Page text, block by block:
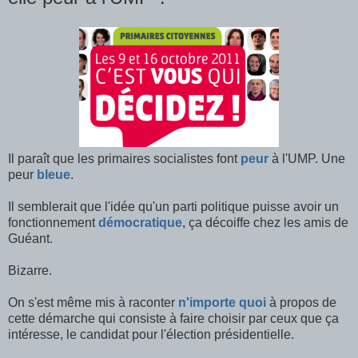
Il paraît que les primaires socialistes font peur à l'UMP. Une
peur bleue.
Il semblerait que l'idée qu'un parti politique puisse avoir un
fonctionnementdémocratique, ça décoiffe chez les amis de
Guéant.
Bizarre.
On s'est même mis à raconter n'importe quoi à propos de
cette démarche qui consiste à faire choisir par ceux que ça
intéresse, le candidat pour l'élection présidentielle.